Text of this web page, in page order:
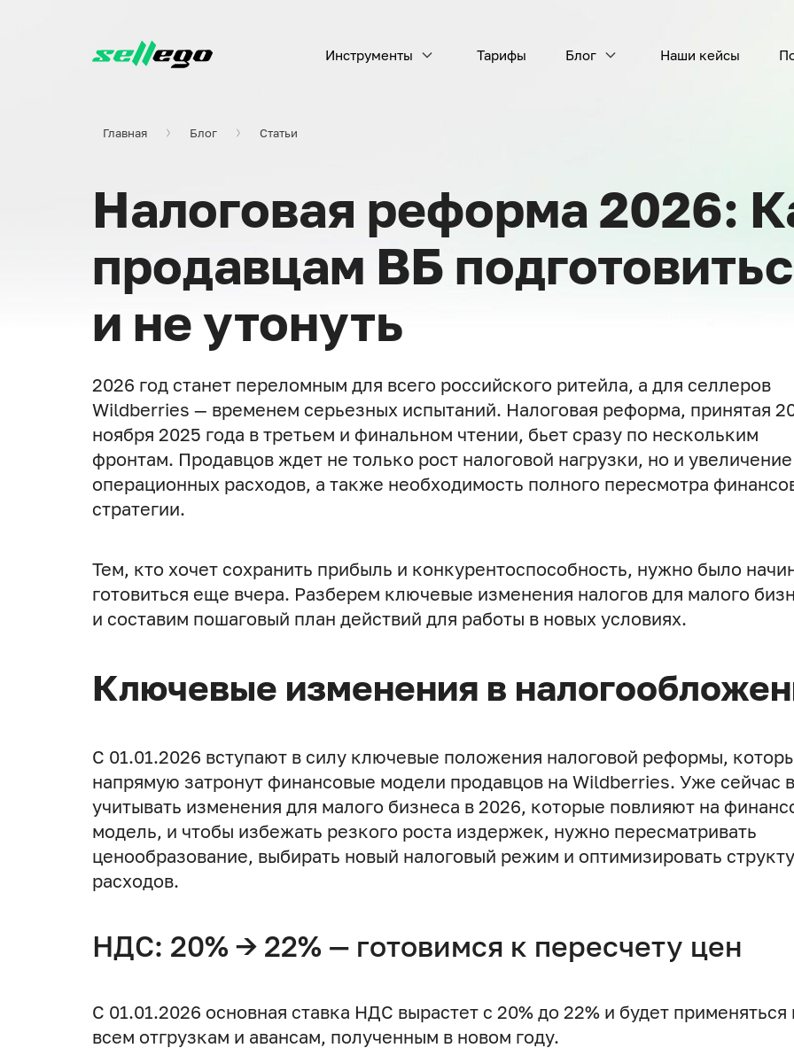
Инструменты
Проверка выдачи (SERP) Рекламные кластеры
Тарифы Блог
Новости Sellego
Статьи
Дневники ВБ селлера
Наши кейсы
Главная Блог Статьи
Налоговая реформа 2026:
продавцам ВБ
и не утонуть
2026 год станет переломным для всего российского ритейла, а для селлеров
Wildberries — временем серьезных испытаний. Налоговая реформа, принятая
ноября 2025 года в третьем и финальном чтении, бьет сразу по нескольким
фронтам. Продавцов ждет не только рост налоговой нагрузки, но и увеличение
операционных расходов, а также необходимость полного пересмотра
стратегии.
Тем, кто хочет сохранить прибыль и конкурентоспособность, нужно было
готовиться еще вчера. Разберем ключевые изменения налогов для малого
и составим пошаговый план действий для работы в новых условиях.
Ключевые изменения в
С 01.01.2026 вступают в силу ключевые положения налоговой реформы,
напрямую затронут финансовые модели продавцов на Wildberries. Уже сейчас
учитывать изменения для малого бизнеса в 2026, которые повлияют на
модель, и чтобы избежать резкого роста издержек, нужно пересматривать
ценообразование, выбирать новый налоговый режим и оптимизировать
расходов.
НДС: 20% → 22% — готовимся к пересчету цен
С 01.01.2026 основная ставка НДС вырастет с 20% до 22% и будет применяться
всем отгрузкам и авансам, полученным в новом году.